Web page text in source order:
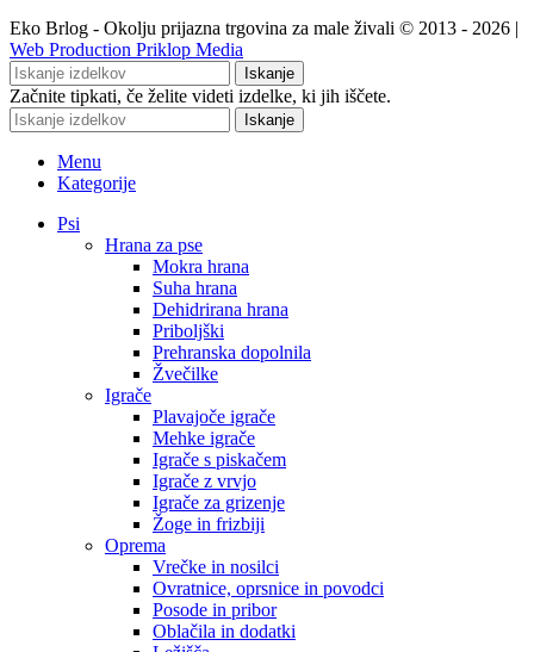
Eko Brlog - Okolju prijazna trgovina za male živali © 2013 - 2026 |
Web Production Priklop Media
Iskanje
Začnite tipkati, če želite videti izdelke, ki jih iščete.
Iskanje
Menu
Kategorije
Psi
Hrana za pse
Mokra hrana
Suha hrana
Dehidrirana hrana
Priboljški
Prehranska dopolnila
Žvečilke
Igrače
Plavajoče igrače
Mehke igrače
Igrače s piskačem
Igrače z vrvjo
Igrače za grizenje
Žoge in frizbiji
Oprema
Vrečke in nosilci
Ovratnice, oprsnice in povodci
Posode in pribor
Oblačila in dodatki